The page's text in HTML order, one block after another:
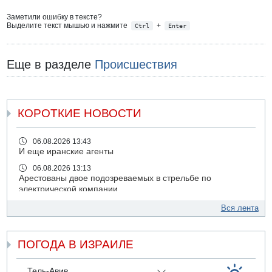
Заметили ошибку в тексте?
Выделите текст мышью и нажмите
Ctrl + Enter
Еще в разделе Происшествия
КОРОТКИЕ НОВОСТИ
06.08.2026 13:43
И еще иранские агенты
06.08.2026 13:13
Арестованы двое подозреваемых в стрельбе по
электрической компании
Возле Кирьят-Арбы пожар на местности
06.08.2026 12:06
США не будут давить на Израиль в вопросе Ливана
06.08.2026 11:41
Трое подростков ограбили сексшоп в Холоне
Вся лента
ПОГОДА В ИЗРАИЛЕ